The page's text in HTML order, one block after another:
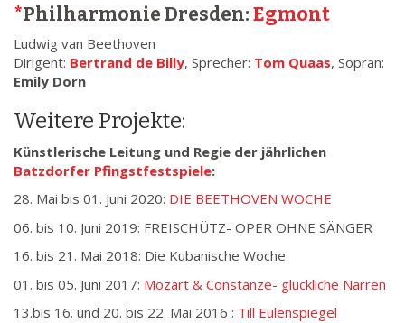
*Philharmonie Dresden:Egmont
Ludwig van Beethoven
Dirigent: Bertrand de Billy, Sprecher: Tom Quaas, Sopran:
Emily Dorn
Weitere Projekte:
Künstlerische Leitung und Regie der jährlichen
Batzdorfer Pfingstfestspiele:
28. Mai bis 01. Juni 2020: DIE BEETHOVEN WOCHE
06. bis 10. Juni 2019: FREISCHÜTZ- OPER OHNE SÄNGER
16. bis 21. Mai 2018: Die Kubanische Woche
01. bis 05. Juni 2017: Mozart & Constanze- glückliche Narren
13.bis 16. und 20. bis 22. Mai 2016 : Till Eulenspiegel